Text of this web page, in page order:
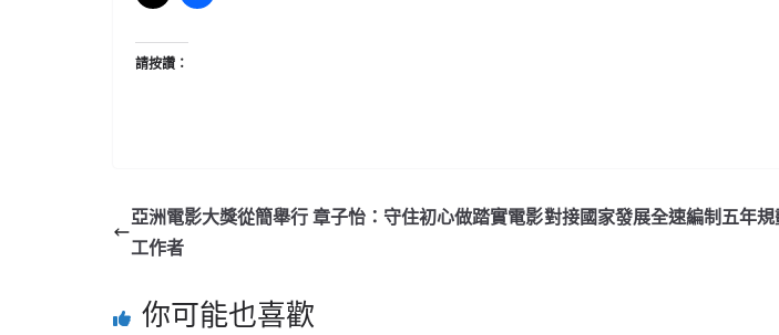
請按讚：
亞洲電影大獎從簡舉行 章子怡：守住初心做踏實電影
工作者
對接國家發展全速編制五年
你可能也喜歡